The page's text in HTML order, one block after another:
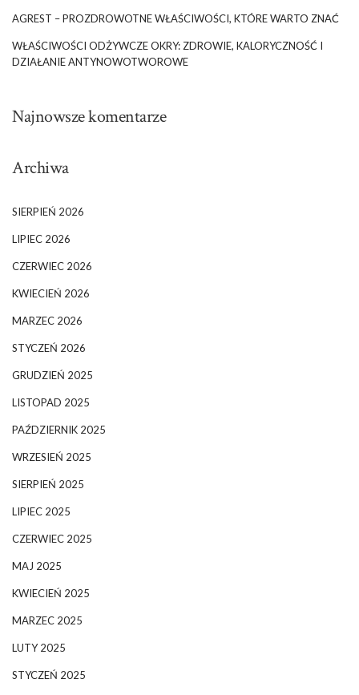
AGREST – PROZDROWOTNE WŁAŚCIWOŚCI, KTÓRE WARTO ZNAĆ
WŁAŚCIWOŚCI ODŻYWCZE OKRY: ZDROWIE, KALORYCZNOŚĆ I
DZIAŁANIE ANTYNOWOTWOROWE
Najnowsze komentarze
Archiwa
SIERPIEŃ 2026
LIPIEC 2026
CZERWIEC 2026
KWIECIEŃ 2026
MARZEC 2026
STYCZEŃ 2026
GRUDZIEŃ 2025
LISTOPAD 2025
PAŹDZIERNIK 2025
WRZESIEŃ 2025
SIERPIEŃ 2025
LIPIEC 2025
CZERWIEC 2025
MAJ 2025
KWIECIEŃ 2025
MARZEC 2025
LUTY 2025
STYCZEŃ 2025